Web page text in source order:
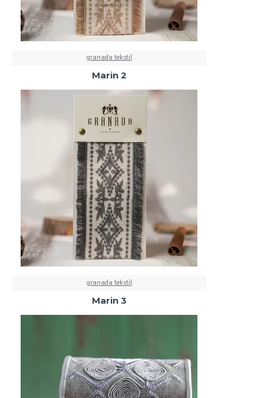
granada tekstil
Marin 2
granada tekstil
Marin 3